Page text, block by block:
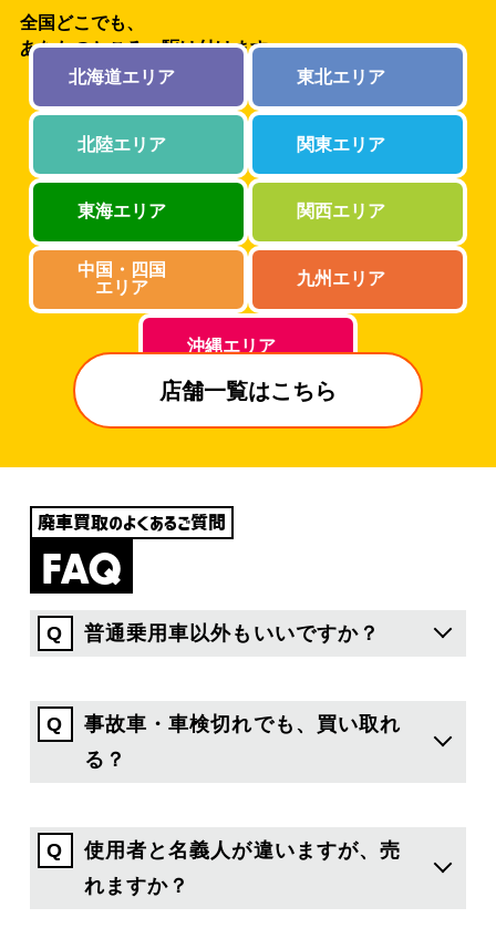
全国どこでも、
あなたのところへ駆け付けます
北海道エリア
東北エリア
北陸エリア 関東エリア
東海エリア 関西エリア
中国・四国
エリア
九州エリア
沖縄エリア
店舗一覧はこちら
廃車買取のよくあるご質問
FAQ
普通乗用車以外もいいですか？
事故車・車検切れでも、買い取れ
る？
使用者と名義人が違いますが、売
れますか？